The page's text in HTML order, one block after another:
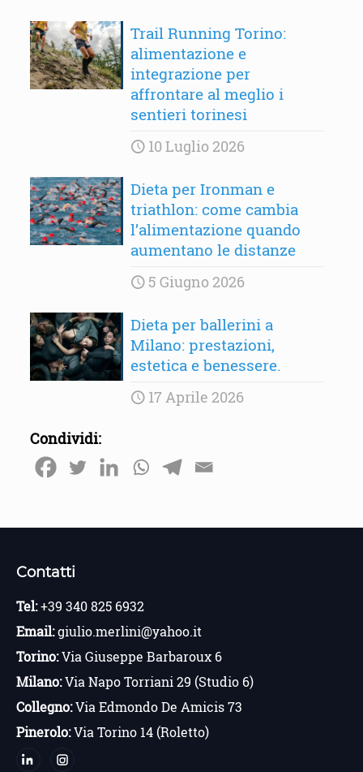
Trail Running Torino:
alimentazione e
integrazione per
affrontare al meglio i
sentieri torinesi
10 Luglio 2026
Dieta per Ironman e
triathlon: come cambia
l’alimentazione quando
aumentano le distanze
5 Giugno 2026
Dieta per ballerini a
Milano: prestazioni,
estetica e benessere.
17 Aprile 2026
Condividi:
Contatti
Tel:+39 340 825 6932
Email:giulio.merlini@yahoo.it
Torino:Via Giuseppe Barbaroux 6
Milano:Via Napo Torriani 29 (Studio 6)
Collegno:Via Edmondo De Amicis 73
Pinerolo:Via Torino 14 (Roletto)